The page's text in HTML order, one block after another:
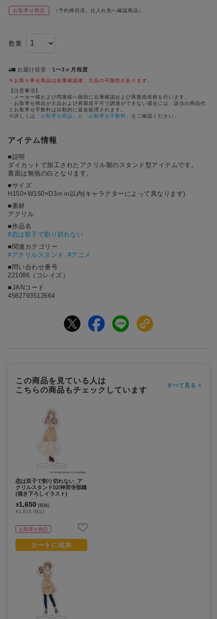
ズ
注
ー
ー
ド
1位 #ポケットモンスター（ポケモン）
2位 #ハイキュー!!
4位 #名探偵コナン
5位 #呪術廻戦
#Re:ゼロから始める異世界生活（リゼロ）
お取寄せ商品 （予約締切済。仕入れ先へ確認商品）
数量
お届け目安 1〜3ヶ月程度
※お取り寄せ商品は在庫確認後、欠品の可能性があります。
【注意事項】
・メーカー様および問屋様へ個別に在庫確認および再製造依頼を行います。
・お取寄せ商品が欠品および再製造不可で調達ができない場合には、該当の商品代
とお取寄せ手数料は自動的に返金処理されます。
※詳しくは
「お取寄せ商品」と「お取寄せ手数料」 をご確認ください。
アイテム情報
■説明
ダイカットで加工されたアクリル製のスタンド型アイテムです。
裏面は無地の白となります。
■サイズ
H150×W150×D3ｍｍ以内(キャラクターによって異なります)
■素材
アクリル
■作品名
#恋は双子で割り切れない
■関連カテゴリー
#アクリルスタンド
#アニメ
■問い合わせ番号
221086（コレイズ）
■JANコード
4582793512664
この商品を見ている人は
こちらの商品もチェックしています
すべて見る >
恋は双子で割り切れない_ア
クリルスタンド02/神宮寺那織
(描き下ろしイラスト)
¥1,650 (税抜)
¥1,815 (税込)
お取寄せ商品
カートに追加